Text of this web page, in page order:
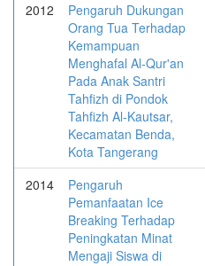
2012
Pengaruh Dukungan
Orang Tua Terhadap
Kemampuan
Menghafal Al-Qur'an
Pada Anak Santri
Tahfizh di Pondok
Tahfizh Al-Kautsar,
Kecamatan Benda,
Kota Tangerang
2014
Pengaruh
Pemanfaatan Ice
Breaking Terhadap
Peningkatan Minat
Mengaji Siswa di